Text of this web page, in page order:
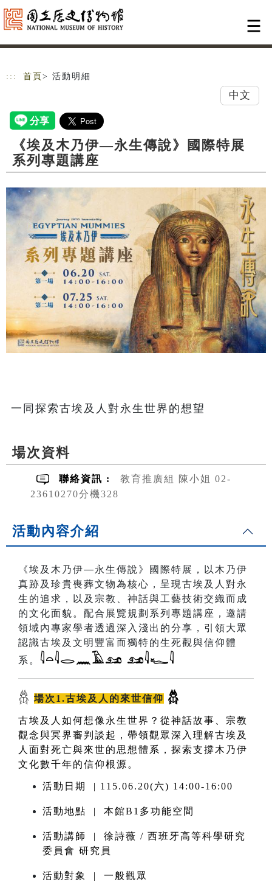
跳到主要內容
網站導覽
::: 首頁 > 活動明細
中文
《埃及木乃伊—永生傳說》國際特展
系列專題講座
場次資料
聯絡資訊 :
教育推廣組 陳小姐 02-
23610270分機328
活動內容介紹
《埃及木乃伊—永生傳說》國際特展，以木乃伊
真跡及珍貴喪葬文物為核心，呈現古埃及人對永
生的追求，以及宗教、神話與工藝技術交織而成
的文化面貌。配合展覽規劃系列專題講座，邀請
領域內專家學者透過深入淺出的分享，引領大眾
認識古埃及文明豐富而獨特的生死觀與信仰體
系。 𓇋𓏏𓇋𓂋𓈖𓄿𓃭 𓃭𓇋𓆑𓇋
𓆣 場次1.古埃及人的來世信仰 𓆣
古埃及人如何想像永生世界？從神話故事、宗教
觀念與冥界審判談起，帶領觀眾深入理解古埃及
人面對死亡與來世的思想體系，探索支撐木乃伊
文化數千年的信仰根源。
活動日期 | 115.06.20(六) 14:00-16:00
活動地點 | 本館B1多功能空間
活動講師 | 徐詩薇 / 西班牙高等科學研究
委員會 研究員
活動對象 | 一般觀眾